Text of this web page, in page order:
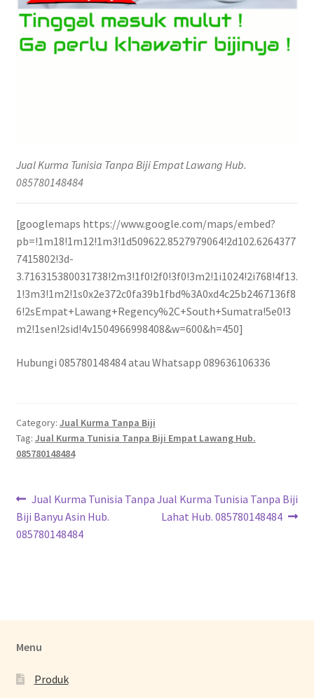
Jual Kurma Tunisia Tanpa Biji Empat Lawang Hub.
085780148484
[googlemaps https://www.google.com/maps/embed?
pb=!1m18!1m12!1m3!1d509622.8527979064!2d102.6264377
7415802!3d-
3.716315380031738!2m3!1f0!2f0!3f0!3m2!1i1024!2i768!4f13.
1!3m3!1m2!1s0x2e372c0fa39b1fbd%3A0xd4c25b2467136f8
6!2sEmpat+Lawang+Regency%2C+South+Sumatra!5e0!3
m2!1sen!2sid!4v1504966998408&w=600&h=450]
Hubungi 085780148484 atau Whatsapp 089636106336
Category: Jual Kurma Tanpa Biji
Tag: Jual Kurma Tunisia Tanpa Biji Empat Lawang Hub.
085780148484
Jual Kurma Tunisia Tanpa
Biji Banyu Asin Hub.
085780148484
Jual Kurma Tunisia Tanpa Biji
Lahat Hub. 085780148484
Menu
Produk